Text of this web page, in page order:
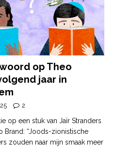
op Theo
jaar in
2
op een stuk van Jaïr Stranders
Brand: “Joods-zionistische
zouden naar mijn smaak meer